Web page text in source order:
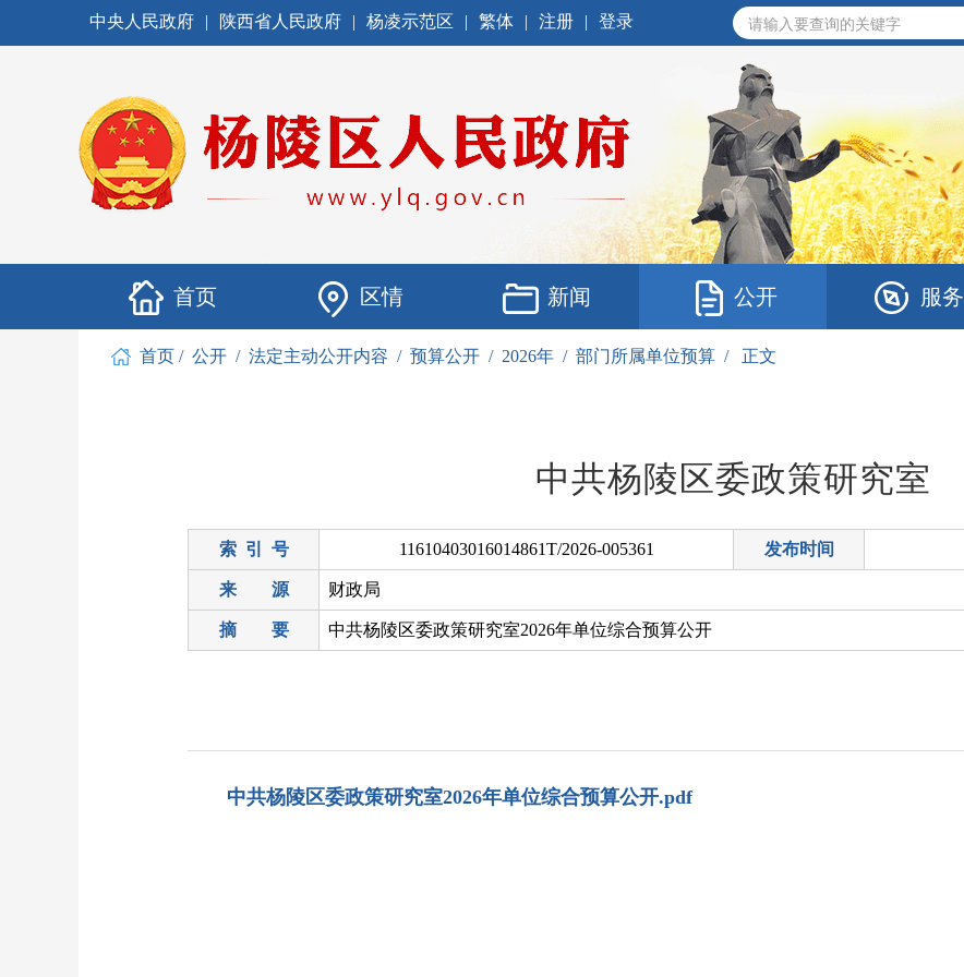
中央人民政府 | 陕西省人民政府 | 杨凌示范区 | 繁体 | 注册 | 登录
首页 区情 新闻 公开 服务
首页 / 公开 / 法定主动公开内容 / 预算公开 / 2026年 / 部门所属单位预算 / 正文
中共杨陵区委政策研究室
索 引 号 11610403016014861T/2026-005361 发布时间
来 源 财政局
摘 要 中共杨陵区委政策研究室2026年单位综合预算公开
中共杨陵区委政策研究室2026年单位综合预算公开.pdf